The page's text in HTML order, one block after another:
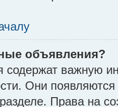
объявления?
содержат важную
Они
Права на